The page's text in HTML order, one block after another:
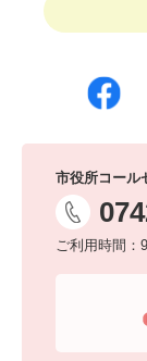
市役所コール
ご利用時間：